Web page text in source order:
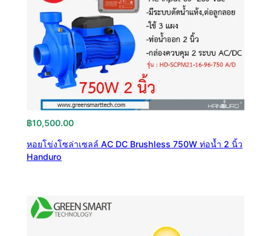
฿10,500.00
หอยโข่งโซล่าเซลล์ AC DC Brushless 750W ท่อน้ำ 2 นิ้ว
Handuro